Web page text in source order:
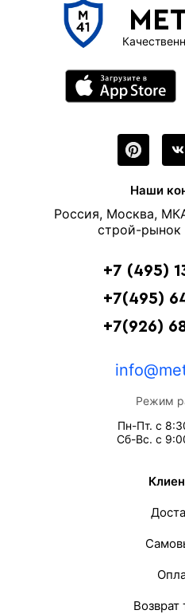
Наши
Россия, Москва,
строй-
+7 (495)
+7(495)
+7(926)
Режим
Пн-Пт. с
Сб-Вс. с
Возврат